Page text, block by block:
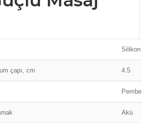
Silikon
çapı, cm 4.5
Pembe
Akü